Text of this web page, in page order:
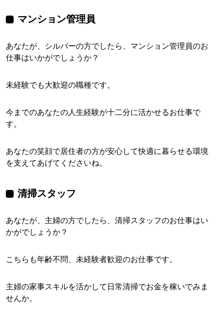
マンション管理員
あなたが、シルバーの方でしたら、マンション管理員のお
仕事はいかがでしょうか？
未経験でも大歓迎の職種です。
今までのあなたの人生経験が十二分に活かせるお仕事で
す。
あなたの笑顔で居住者の方が安心して快適に暮らせる環境
を支えてあげてくださいね。
清掃スタッフ
あなたが、主婦の方でしたら、清掃スタッフのお仕事はい
かがでしょうか？
こちらも年齢不問、未経験者歓迎のお仕事です。
主婦の家事スキルを活かして日常清掃でお金を稼いでみま
せんか。